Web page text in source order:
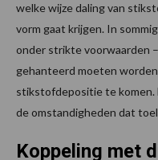
welke wijze daling van
vorm gaat krijgen. In
onder strikte voorwaarden
gehanteerd moeten
stikstofdepositie te komen.
de omstandigheden dat
Koppeling met